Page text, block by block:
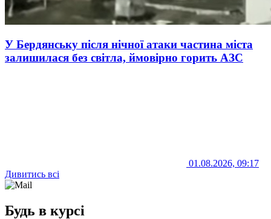
У Бердянську після нічної атаки частина міста
залишилася без світла, ймовірно горить АЗС
01.08.2026, 09:17
Дивитись всі
Будь в курсі